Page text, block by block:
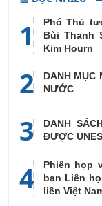
1
Phó Thủ
Bùi Thanh
Kim Hourn
2
DANH MỤC
NƯỚC
3
DANH
ĐƯỢC
4
Phiên họp
ban Liên
liền Việt